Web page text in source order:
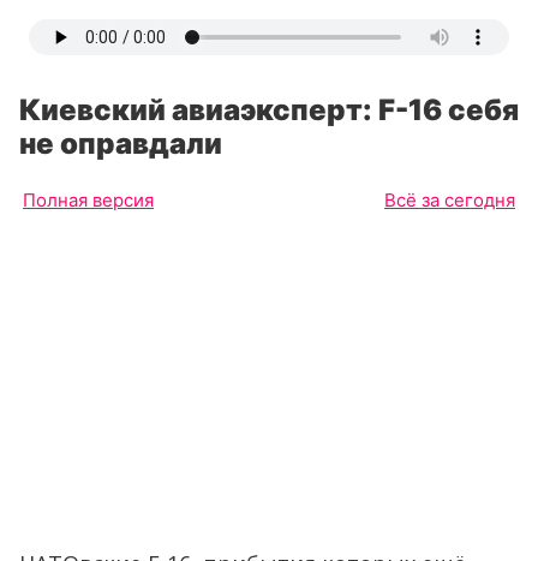
Киевский авиаэксперт: F-16 себя
не оправдали
Полная версия Всё за сегодня